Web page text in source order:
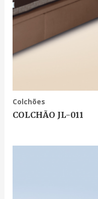
Colchões
COLCHÃO JL-011